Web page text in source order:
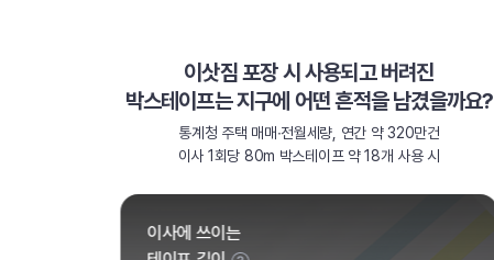
이삿짐 포장 시 사용되고 버려진
박스테이프는 지구에 어떤 흔적을 남겼을까요?
통계청 주택 매매∙전월세량, 연간 약 320만건
이사 1회당 80m 박스테이프 약 18개 사용 시
지구를 감싸는